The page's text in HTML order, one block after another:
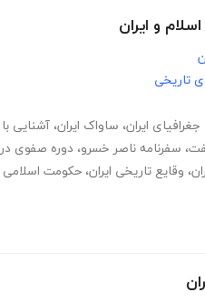
و ایران
تاریخی
جغرافیای ایران، ساواک ایران، آشنایی با
، سفرنامه ناصر خسرو، دوره صفوی در
، وقایع تاریخی ایران، حکومت اسلامی